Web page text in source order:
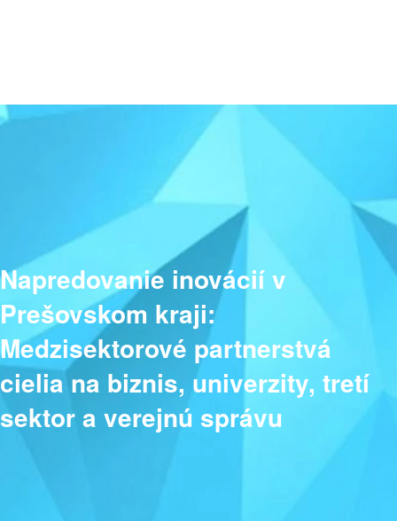
Napredovanie inovácií v
Prešovskom kraji:
Medzisektorové partnerstvá
cielia na biznis, univerzity, tretí
sektor a verejnú správu